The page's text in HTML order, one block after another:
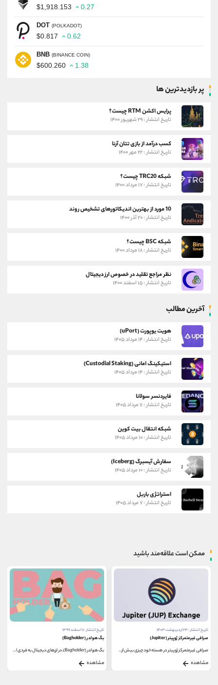
$1,918.153 0.27
DOT (POLKADOT)
$0.817 0.62
BNB (BINANCE COIN)
$600.260 1.38
پر بازدیدترین ها
پرایس اکشن RTM چیست؟
تاریخ انتشار : ۲۹ شهریور ۱۴۰۰
کسب درآمد از بازی تتان آرنا
تاریخ انتشار : ۲۲ مهر ۱۴۰۰
شبکه TRC20 چیست؟
تاریخ انتشار : ۱۷ مرداد ۱۴۰۰
10 مورد از بهترین اندیکاتورهای تشخیص روند
تاریخ انتشار : ۲۰ آذر ۱۴۰۰
شبکه BSC چیست؟
تاریخ انتشار : ۱۸ مرداد ۱۴۰۰
نظر مراجع تقلید در خصوص ارز دیجیتال
تاریخ انتشار : ۱۵ اسفند ۱۴۰۰
آخرین مطالب
هویت یوپورت (uPort)
تاریخ انتشار : ۱۴ مرداد ۱۴۰۵
استیکینگ امانی (Custodial Staking)
تاریخ انتشار : ۱۴ مرداد ۱۴۰۵
فایردنسر سولانا
تاریخ انتشار : ۱۱ مرداد ۱۴۰۵
شبکه انتقال بیت کوین
تاریخ انتشار : ۱۰ مرداد ۱۴۰۵
سفارش آیسبرگ (Iceberg)
تاریخ انتشار : ۱۰ مرداد ۱۴۰۵
استراتژی باربل
تاریخ انتشار : ۷ مرداد ۱۴۰۵
ممکن است علاقه‌مند باشید
تاریخ انتشار : ۱۱ اسفند ۱۳۹۹
بگ هولدر (Bagholder)
بگ هولدر (Bagholder)، در ارزهای دیجیتال به فردی اشاره...
مشاهده
تاریخ انتشار : ۲۶ مرداد ۱۴۰۱
بهترین اهرم معاملاتی در ارز دیجیتال
یکی از مسیرهای رسیدن به استقلال مالی، ورود به...
مشاهده